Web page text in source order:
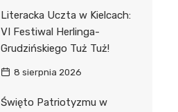
Literacka Uczta w Kielcach:
VI Festiwal Herlinga-
Grudzińskiego Tuż Tuż!
8 sierpnia 2026
Święto Patriotyzmu w